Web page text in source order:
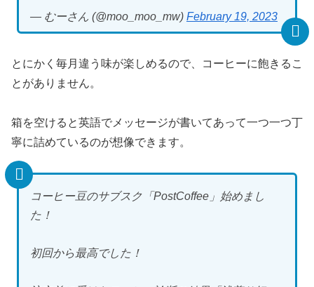
— むーさん (@moo_moo_mw) February 19, 2023
とにかく毎月違う味が楽しめるので、コーヒーに飽きるこ
とがありません。
箱を空けると英語でメッセージが書いてあって一つ一つ丁
寧に詰めているのが想像できます。
コーヒー豆のサブスク「PostCoffee」始めまし
た！
初回から最高でした！